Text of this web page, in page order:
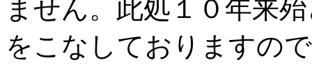
ません。此処１０年来
をこなしておりますの